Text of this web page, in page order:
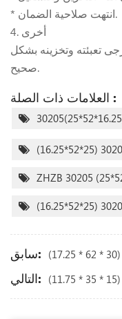
* انتهت صلاحية الضمان.
4. أخرى
تعبئته وتخزينه بشكل
صحيح.
العلامات ذات الصلة :
ZHZB 30205
سابق:
التالي: